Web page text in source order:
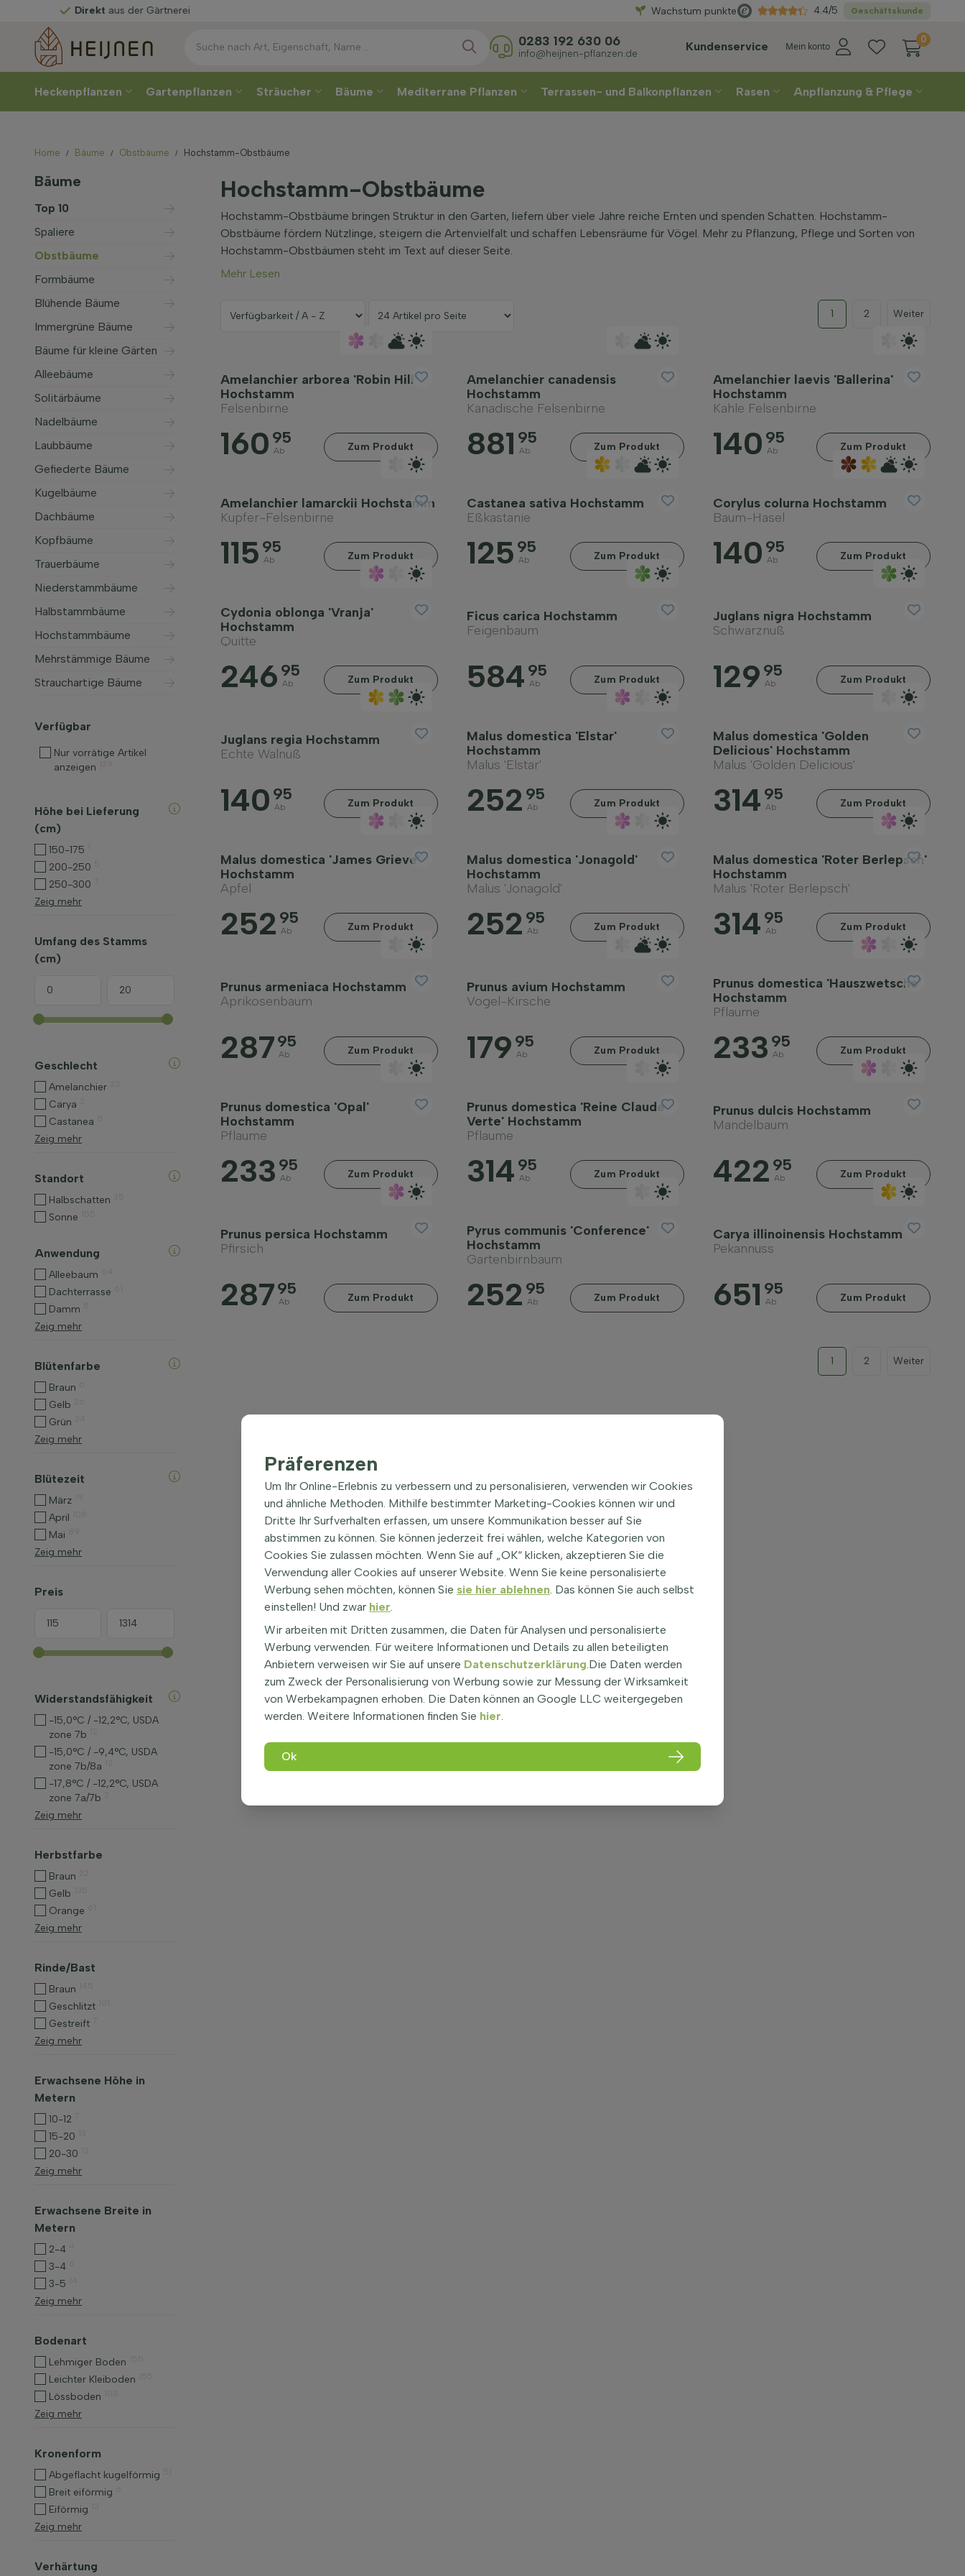
aus der Gärtnerei Wählen Sie Ihre Lieferwoche
Wachstum punkte Geschäftskunde
4.4/5
Kundenservice Mein konto
0
0283 192 630 06
info@heijnen-pflanzen.de
Heckenpflanzen Gartenpflanzen Sträucher Bäume Mediterrane Pflanzen Terrassen- und Balkonpflanzen Rasen Anpflanzung & Pflege
Home Bäume Obstbäume Hochstamm-Obstbäume
Bäume
Top 10
Spaliere
Obstbäume
Formbäume
Blühende Bäume
Immergrüne Bäume
Bäume für kleine Gärten
Alleebäume
Solitärbäume
Nadelbäume
Laubbäume
Gefiederte Bäume
Kugelbäume
Dachbäume
Kopfbäume
Trauerbäume
Niederstammbäume
Halbstammbäume
Hochstammbäume
Mehrstämmige Bäume
Strauchartige Bäume
Verfügbar
Nur vorrätige Artikel
anzeigen
Höhe bei Lieferung
(cm)
150-175
200-250
250-300
Zeig mehr
Umfang des Stamms
(cm)
Geschlecht
Amelanchier
Carya
Castanea
Zeig mehr
Standort
Halbschatten
Sonne
Anwendung
Alleebaum
Dachterrasse
Damm
Zeig mehr
Blütenfarbe
Braun
Gelb
Grün
Zeig mehr
Blütezeit
März
April
Mai
Zeig mehr
Preis
Widerstandsfähigkeit
-15,0°C / -12,2°C, USDA
zone 7b
-15,0°C / -9,4°C, USDA
zone 7b/8a
-17,8°C / -12,2°C, USDA
zone 7a/7b
Zeig mehr
Herbstfarbe
Braun
Gelb
Orange
Zeig mehr
Rinde/Bast
Braun
Geschlitzt
Gestreift
Zeig mehr
Erwachsene Höhe in
Metern
10-12
15-20
20-30
Zeig mehr
Erwachsene Breite in
Metern
2-4
3-4
3-5
Zeig mehr
Bodenart
Lehmiger Boden
Leichter Kleiboden
Lössboden
Zeig mehr
Kronenform
Abgeflacht kugelförmig
Breit eiförmig
Eiförmig
Zeig mehr
Verhärtung
Hochstamm-Obstbäume
Hochstamm-Obstbäume bringen Struktur in den Garten, liefern über viele Jahre reiche Ernten und spenden Schatten. Hochstamm-
Obstbäume fördern Nützlinge, steigern die Artenvielfalt und schaffen Lebensräume für Vögel. Mehr zu Pflanzung, Pflege und Sorten von
Hochstamm-Obstbäumen steht im Text auf dieser Seite.
Mehr Lesen
1 2 Weiter
Amelanchier arborea 'Robin Hill'
Hochstamm
Felsenbirne
160 95
Ab Zum Produkt
Amelanchier canadensis
Hochstamm
Kanadische Felsenbirne
881 95
Ab Zum Produkt
Amelanchier laevis 'Ballerina'
Hochstamm
Kahle Felsenbirne
140 95
Ab Zum Produkt
Amelanchier lamarckii Hochstamm
Kupfer-Felsenbirne
115 95
Ab Zum Produkt
Castanea sativa Hochstamm
Eßkastanie
125 95
Ab Zum Produkt
Corylus colurna Hochstamm
Baum-Hasel
140 95
Ab Zum Produkt
Cydonia oblonga 'Vranja'
Hochstamm
Quitte
246 95
Ab Zum Produkt
Ficus carica Hochstamm
Feigenbaum
584 95
Ab Zum Produkt
Juglans nigra Hochstamm
Schwarznuß
129 95
Ab Zum Produkt
Juglans regia Hochstamm
Echte Walnuß
140 95
Ab Zum Produkt
Malus domestica 'Elstar'
Hochstamm
Malus 'Elstar'
252 95
Ab Zum Produkt
Malus domestica 'Golden
Delicious' Hochstamm
Malus 'Golden Delicious'
314 95
Ab Zum Produkt
Malus domestica 'James Grieve'
Hochstamm
Apfel
252 95
Ab Zum Produkt
Malus domestica 'Jonagold'
Hochstamm
Malus 'Jonagold'
252 95
Ab Zum Produkt
Malus domestica 'Roter Berlepsch'
Hochstamm
Malus 'Roter Berlepsch'
314 95
Ab Zum Produkt
Prunus armeniaca Hochstamm
Aprikosenbaum
28795
Ab Zum Produkt
Prunus avium Hochstamm
Vogel-Kirsche
179 95
Ab Zum Produkt
Prunus domestica 'Hauszwetsche'
Hochstamm
Pflaume
233 95
Ab Zum Produkt
Prunus domestica 'Opal'
Hochstamm
Pflaume
233 95
Ab Zum Produkt
Prunus domestica 'Reine Claude
Verte' Hochstamm
Pflaume
314 95
Ab Zum Produkt
Prunus dulcis Hochstamm
Mandelbaum
422 95
Ab Zum Produkt
Prunus persica Hochstamm
Pfirsich
28795
Ab Zum Produkt
Pyrus communis 'Conference'
Hochstamm
Gartenbirnbaum
252 95
Ab Zum Produkt
Carya illinoinensis Hochstamm
Pekannuss
651 95
Ab Zum Produkt
1 2 Weiter
Präferenzen
Um Ihr Online-Erlebnis zu verbessern und zu personalisieren, verwenden wir Cookies
und ähnliche Methoden. Mithilfe bestimmter Marketing-Cookies können wir und
Dritte Ihr Surfverhalten erfassen, um unsere Kommunikation besser auf Sie
abstimmen zu können. Sie können jederzeit frei wählen, welche Kategorien von
Cookies Sie zulassen möchten. Wenn Sie auf „OK“ klicken, akzeptieren Sie die
Verwendung aller Cookies auf unserer Website. Wenn Sie keine personalisierte
Werbung sehen möchten, können Sie sie hier ablehnen. Das können Sie auch selbst
einstellen! Und zwar hier.
Wir arbeiten mit Dritten zusammen, die Daten für Analysen und personalisierte
Werbung verwenden. Für weitere Informationen und Details zu allen beteiligten
Anbietern verweisen wir Sie auf unsere Datenschutzerklärung.Die Daten werden
zum Zweck der Personalisierung von Werbung sowie zur Messung der Wirksamkeit
von Werbekampagnen erhoben. Die Daten können an Google LLC weitergegeben
werden. Weitere Informationen finden Sie hier.
Ok